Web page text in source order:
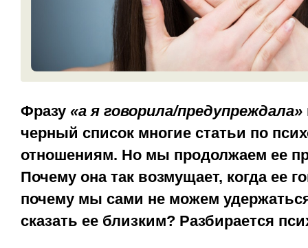
Фразу «а я говорила/предупреждала»
черный список многие статьи по
отношениям. Но мы продолжаем ее
Почему она так возмущает, когда ее
почему мы сами не можем
сказать ее близким? Разбирается